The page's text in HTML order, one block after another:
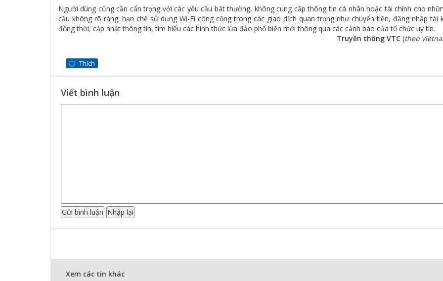
Người dùng cũng cần cẩn trọng với các yêu cầu bất thường, không cung cấp thông tin cá nhân hoặc tài chính cho
cầu không rõ ràng; hạn chế sử dụng Wi-Fi công cộng trong các giao dịch quan trọng như chuyển tiền, đăng nhập tài
đồng thời, cập nhật thông tin, tìm hiểu các hình thức lừa đảo phổ biến mới thông qua các cảnh báo của tổ chức uy tín.
Truyền thông VTC (theo
Thích
Viết bình luận
Xem các tin khác